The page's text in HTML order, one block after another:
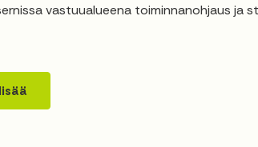
vastuualueena toiminnanohjaus ja